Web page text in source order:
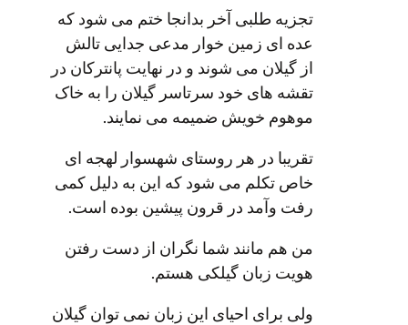
تجزیه طلبی آخر بدانجا ختم می شود که
عده ای زمین خوار مدعی جدایی تالش
از گیلان می شوند و در نهایت پانترکان در
تقشه های خود سرتاسر گیلان را به خاک
موهوم خویش ضمیمه می نمایند.
تقریبا در هر روستای شهسوار لهجه ای
خاص تکلم می شود که این به دلیل کمی
رفت وآمد در قرون پیشین بوده است.
من هم مانند شما نگران از دست رفتن
هویت زبان گیلکی هستم.
ولی برای احیای این زبان نمی توان گیلان